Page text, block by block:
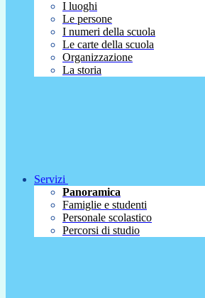
I luoghi
Le persone
I numeri della scuola
Le carte della scuola
Organizzazione
La storia
Servizi
Panoramica
Famiglie e studenti
Personale scolastico
Percorsi di studio